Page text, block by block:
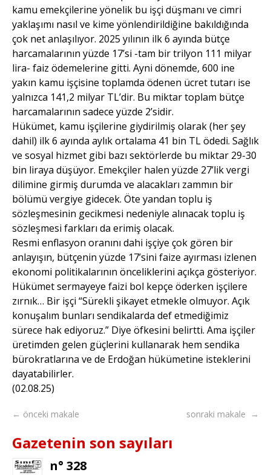
kamu emekçilerine yönelik bu işçi düşmanı ve cimri
yaklaşımı nasıl ve kime yönlendirildiğine bakıldığında
çok net anlaşılıyor. 2025 yılının ilk 6 ayında bütçe
harcamalarının yüzde 17’si -tam bir trilyon 111 milyar
lira- faiz ödemelerine gitti. Ayni dönemde, 600 ine
yakın kamu işçisine toplamda ödenen ücret tutarı ise
yalnızca 141,2 milyar TL’dir. Bu miktar toplam bütçe
harcamalarının sadece yüzde 2’sidir.
Hükümet, kamu işçilerine giydirilmiş olarak (her şey
dahil) ilk 6 ayında aylık ortalama 41 bin TL ödedi. Sağlık
ve sosyal hizmet gibi bazı sektörlerde bu miktar 29-30
bin liraya düşüyor. Emekçiler halen yüzde 27’lik vergi
dilimine girmiş durumda ve alacakları zammın bir
bölümü vergiye gidecek. Öte yandan toplu iş
sözleşmesinin gecikmesi nedeniyle alınacak toplu iş
sözleşmesi farkları da erimiş olacak.
Resmi enflasyon oranını dahi işçiye çok gören bir
anlayışın, bütçenin yüzde 17’sini faize ayırması izlenen
ekonomi politikalarının önceliklerini açıkça gösteriyor.
Hükümet sermayeye faizi bol kepçe öderken işçilere
zırnık… Bir işçi “Sürekli şikayet etmekle olmuyor. Açık
konuşalım bunları sendikalarda def etmediğimiz
sürece hak ediyoruz.” Diye öfkesini belirtti. Ama işçiler
üretimden gelen güçlerini kullanarak hem sendika
bürokratlarına ve de Erdoğan hükümetine isteklerini
dayatabilirler.
(02.08.25)
← önceki makale sonraki makale →
Gazetenin son sayıları
n° 328